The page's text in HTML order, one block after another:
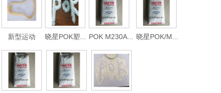
新型运动 晓星POK塑... POK M230A... 晓星POK/M...